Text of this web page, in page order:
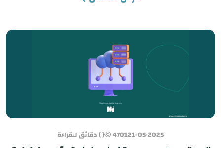
21-05-2025
4701 ( ) دقائق للقراءة